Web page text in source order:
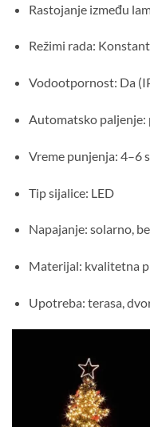
Rastojanje između
Režimi rada:
Vodootpornost: Da
Automatsko paljenje:
Vreme punjenja: 4–6
Tip sijalice: LED
Napajanje: solarno,
Materijal: kvalitetna
Upotreba: terasa,